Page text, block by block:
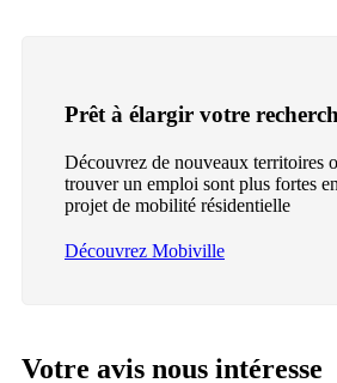
Prêt à élargir votre
Découvrez de nouveaux territoires
trouver un emploi sont plus fortes
projet de mobilité résidentielle
Découvrez Mobiville
Votre avis nous intéresse